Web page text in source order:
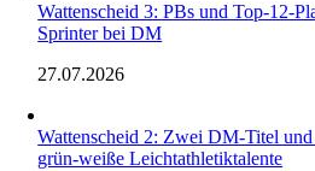
Wattenscheid 3: PBs und Top-12-
Sprinter bei DM
27.07.2026
Wattenscheid 2: Zwei DM-Titel
grün-weiße Leichtathletiktalente